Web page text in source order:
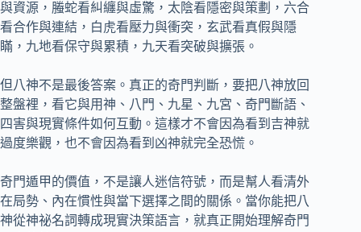
與資源，螣蛇看糾纏與虛驚，太陰看隱密與策劃，六合
看合作與連結，白虎看壓力與衝突，玄武看真假與隱
瞞，九地看保守與累積，九天看突破與擴張。
但八神不是最後答案。真正的奇門判斷，要把八神放回
整盤裡，看它與用神、八門、九星、九宮、奇門斷語、
四害與現實條件如何互動。這樣才不會因為看到吉神就
過度樂觀，也不會因為看到凶神就完全恐慌。
奇門遁甲的價值，不是讓人迷信符號，而是幫人看清外
在局勢、內在慣性與當下選擇之間的關係。當你能把八
神從神祕名詞轉成現實決策語言，就真正開始理解奇門